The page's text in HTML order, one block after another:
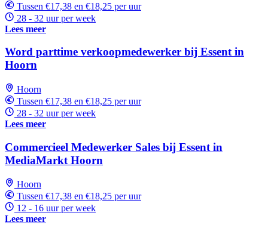
Tussen €17,38 en €18,25 per uur
28 - 32 uur per week
Lees meer
Word parttime verkoopmedewerker bij Essent in
Hoorn
Hoorn
Tussen €17,38 en €18,25 per uur
28 - 32 uur per week
Lees meer
Commercieel Medewerker Sales bij Essent in
MediaMarkt Hoorn
Hoorn
Tussen €17,38 en €18,25 per uur
12 - 16 uur per week
Lees meer